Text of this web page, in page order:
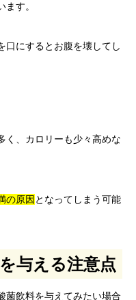
す。
口にするとお腹を壊してし
く、カロリーも少々高めな
の原因 となってしまう可能
与える注意点
菌飲料を与えてみたい場合